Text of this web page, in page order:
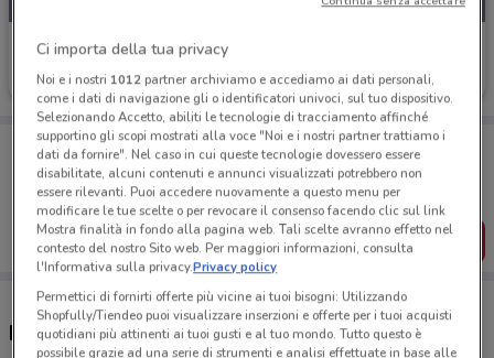
Wycon
Scade il 31/08
Porta DoveConviene sempre con te!
Puoi trovare le migliori offerte dei negozi vicino a te,
salvarle e creare la tua lista del risparmio, comodamente
dal tuo cellulare.
SCARICA L’APP
Negozi Wycon a Ostia
Ci importa della tua privacy
Noi e i nostri 1012partner archiviamo e accediamo ai dati personali,
come i dati di navigazione gli o identificatori univoci, sul tuo dispositivo.
Selezionando Accetto, abiliti le tecnologie di tracciamento affinché
supportino gli scopi mostrati alla voce "Noi e i nostri partner trattiamo i
dati da fornire". Nel caso in cui queste tecnologie dovessero essere
disabilitate, alcuni contenuti e annunci visualizzati potrebbero non
essere rilevanti. Puoi accedere nuovamente a questo menu per
modificare le tue scelte o per revocare il consenso facendo clic sul link
Mostra finalità in fondo alla pagina web. Tali scelte avranno effetto nel
contesto del nostro Sito web. Per maggiori informazioni, consulta
l'Informativa sulla privacy.Privacy policy
Permettici di fornirti offerte più vicine ai tuoi bisogni: Utilizzando
Shopfully/Tiendeo puoi visualizzare inserzioni e offerte per i tuoi acquisti
quotidiani più attinenti ai tuoi gusti e al tuo mondo. Tutto questo è
possibile grazie ad una serie di strumenti e analisi effettuate in base alle